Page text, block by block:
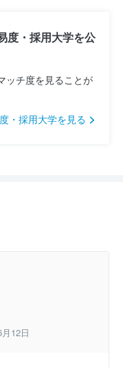
度・採用大学を公
ッチ度を見ることが
・採用大学を見る
12日